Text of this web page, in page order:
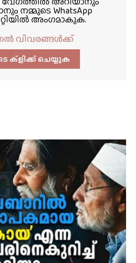
നമ്മുടെ WhatsApp
അംഗമാകുക.
വിവരങ്ങൾക്ക്
ക്ളിക്ക്‌ ചെയ്യുക